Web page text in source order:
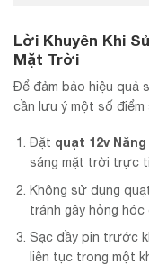
Lời Khuyên Khi
Mặt Trời
Để đảm bảo hiệu quả
cần lưu ý một số điểm
Đặt quạt 12v
sáng mặt trời trực
Không sử dụng
tránh gây hỏng hóc
Sạc đầy pin trước
liên tục trong một